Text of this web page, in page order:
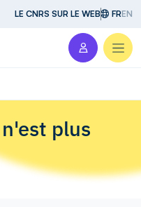
LE CNRS SUR LE WEB FREN
plus